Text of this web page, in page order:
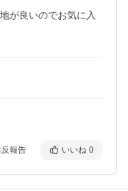
が良いのでお気に入
報告 いいね 0